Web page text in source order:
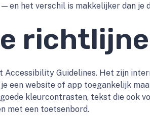
en het verschil is makkelijker dan je
Accessibility Guidelines. Het zijn
een website of app toegankelijk
kleurcontrasten, tekst die ook
met een toetsenbord.